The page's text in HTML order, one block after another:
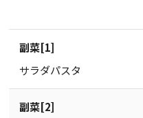
副菜[1]
サラダパスタ
副菜[2]